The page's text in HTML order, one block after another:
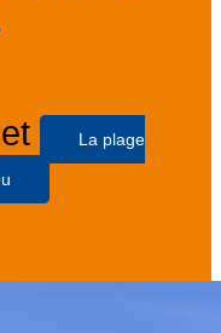
et La plage